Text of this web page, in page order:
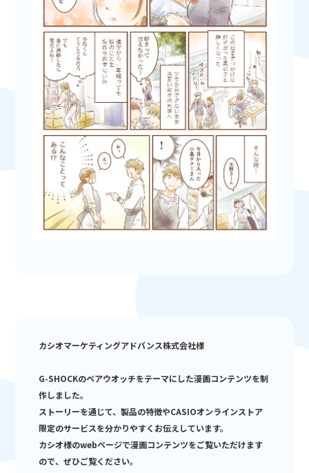
カシオマーケティングアドバンス株式会社様
G-SHOCKのペアウオッチをテーマにした漫画コンテンツを制
作しました。
ストーリーを通じて、製品の特徴やCASIOオンラインストア
限定のサービスを分かりやすくお伝えしています。
カシオ様のwebページで漫画コンテンツをご覧いただけます
ので、ぜひご覧ください。